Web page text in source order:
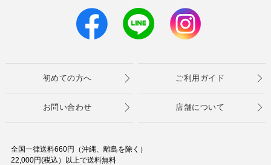
初めての方へ ご利用ガイド
お問い合わせ 店舗について
全国一律送料660円（沖縄、離島を除く）
22,000円(税込）以上で送料無料